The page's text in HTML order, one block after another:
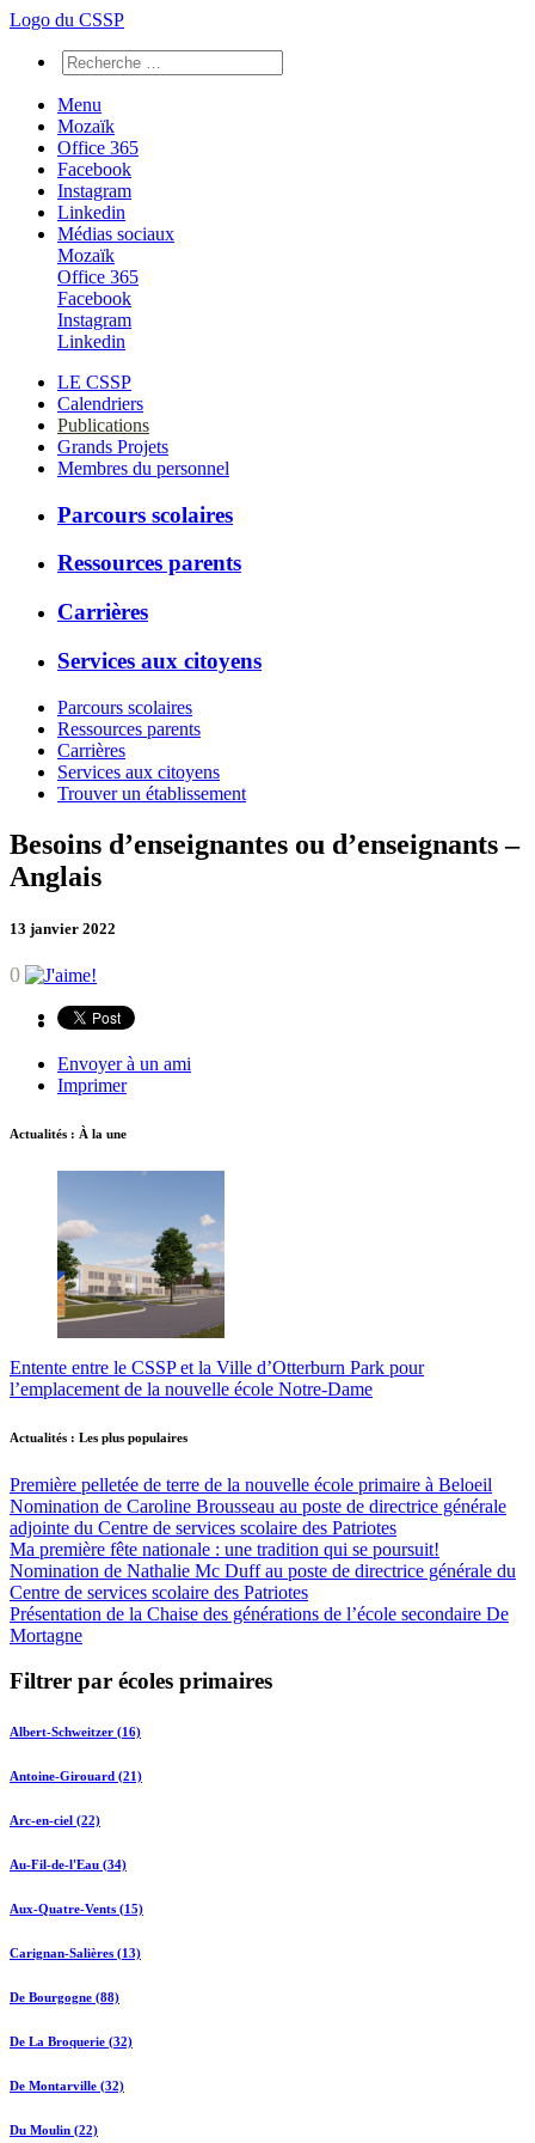
Logo du CSSP
Menu
Mozaïk
Office 365
Facebook
Instagram
Linkedin
Médias sociaux
Mozaïk
Office 365
Facebook
Instagram
Linkedin
LE CSSP
Calendriers
Publications
Grands Projets
Membres du personnel
Parcours scolaires
Ressources parents
Carrières
Services aux citoyens
Parcours scolaires
Ressources parents
Carrières
Services aux citoyens
Trouver un établissement
Besoins d’enseignantes ou d’enseignants –
Anglais
13 janvier 2022
0
Envoyer à un ami
Imprimer
Actualités : À la une
Entente entre le CSSP et la Ville d’Otterburn Park pour
l’emplacement de la nouvelle école Notre-Dame
Actualités : Les plus populaires
Première pelletée de terre de la nouvelle école primaire à Beloeil
Nomination de Caroline Brousseau au poste de directrice générale
adjointe du Centre de services scolaire des Patriotes
Ma première fête nationale : une tradition qui se poursuit!
Nomination de Nathalie Mc Duff au poste de directrice générale du
Centre de services scolaire des Patriotes
Présentation de la Chaise des générations de l’école secondaire De
Mortagne
Filtrer par écoles primaires
Albert-Schweitzer (16)
Antoine-Girouard (21)
Arc-en-ciel (22)
Au-Fil-de-l'Eau (34)
Aux-Quatre-Vents (15)
Carignan-Salières (13)
De Bourgogne (88)
De La Broquerie (32)
De Montarville (32)
Du Moulin (22)